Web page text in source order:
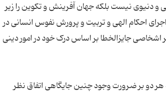
و دنیوی نیست بلکه جهان آفرینش و تکوین را زیر
احکام الهی و تربیت و پرورش نفوس انسانی در
جایزالخطا بر اساس درک خود در امور دینی
دو بر ضرورت وجود چنین جایگاهی اتفاق نظر